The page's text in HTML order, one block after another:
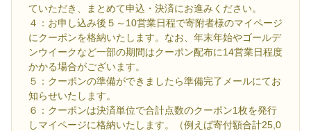
ていただき、まとめて申込・決済にお進みください。
４：お申し込み後５～10営業日程で寄附者様のマイページ
にクーポンを格納いたします。なお、年末年始やゴールデ
ンウイークなど一部の期間はクーポン配布に14営業日程度
かかる場合がございます。
５：クーポンの準備ができましたら準備完了メールにてお
知らせいたします。
６：クーポンは決済単位で合計点数のクーポン1枚を発行
しマイページに格納いたします。（例えば寄付額合計25,0